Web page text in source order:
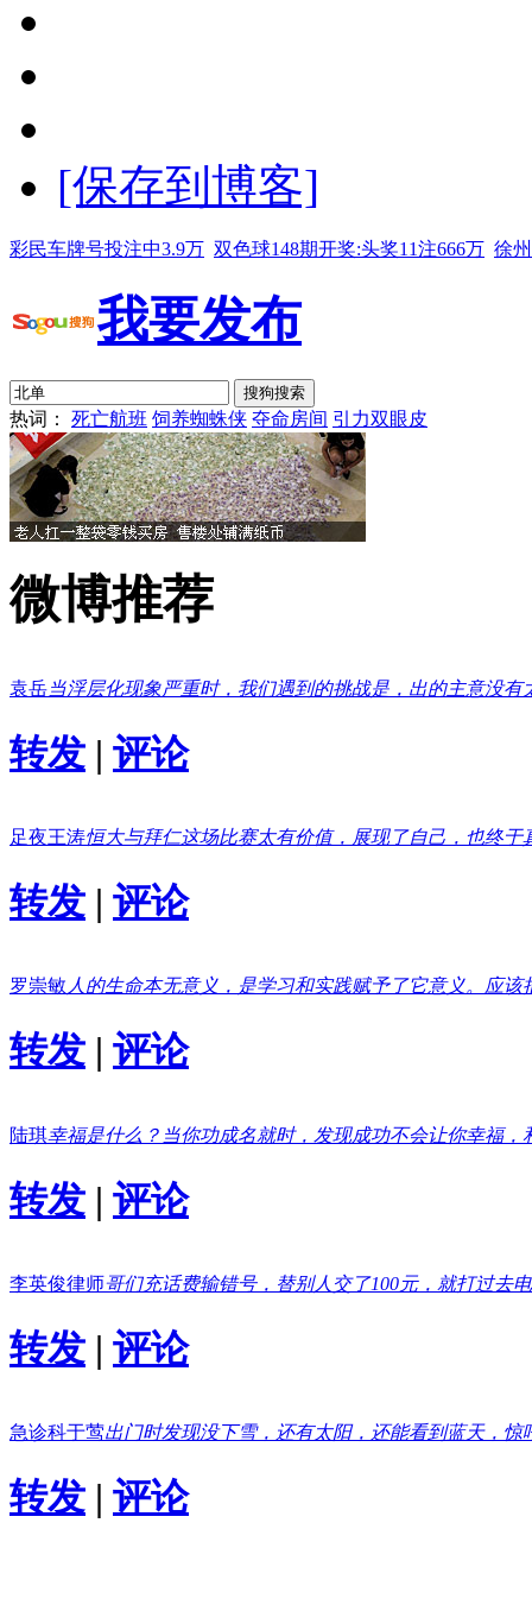
[保存到博客]
彩民车牌号投注中3.9万 双色球148期开奖:头奖11注666万 徐
我要发布
热词： 死亡航班 饲养蜘蛛侠 夺命房间 引力双眼皮
微博推荐
袁岳当浮层化现象严重时，我们遇到的挑战是，出的主意没
转发 | 评论
足夜王涛恒大与拜仁这场比赛太有价值，展现了自己，也终
转发 | 评论
罗崇敏 人的生命本无意义，是学习和实践赋予了它意义。应
转发 | 评论
陆琪幸福是什么？当你功成名就时，发现成功不会让你幸福
转发 | 评论
李英俊律师哥们充话费输错号，替别人交了100元，就打过去
转发 | 评论
急诊科于莺出门时发现没下雪，还有太阳，还能看到蓝天，惊
转发 | 评论